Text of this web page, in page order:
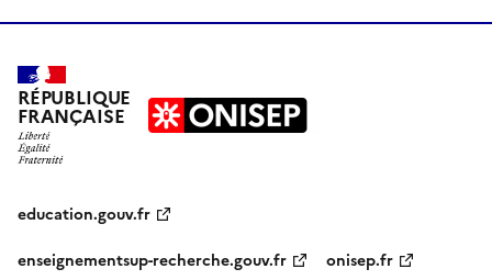
RÉPUBLIQUE
FRANÇAISE
education.gouv.fr
enseignementsup-recherche.gouv.fr
onisep.fr